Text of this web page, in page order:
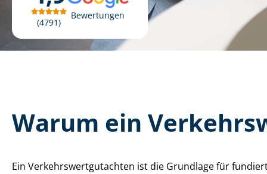
4791
Bewertungen
Warum ein
Ein Ver­kehrs­wert­gut­ach­ten ist die Grundlage für